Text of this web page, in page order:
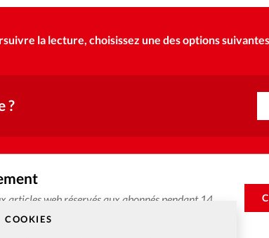
COOKIES
Nous
Emploi
la lecture, choisissez une des options
?
articles web réservés aux abonnés pendant 14